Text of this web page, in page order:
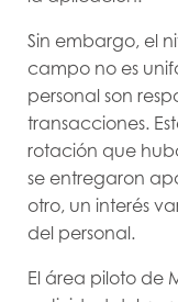
Sin embargo, el
campo no es
personal son
transacciones.
rotación que
se entregaron
otro, un interés
del personal.
El área piloto de